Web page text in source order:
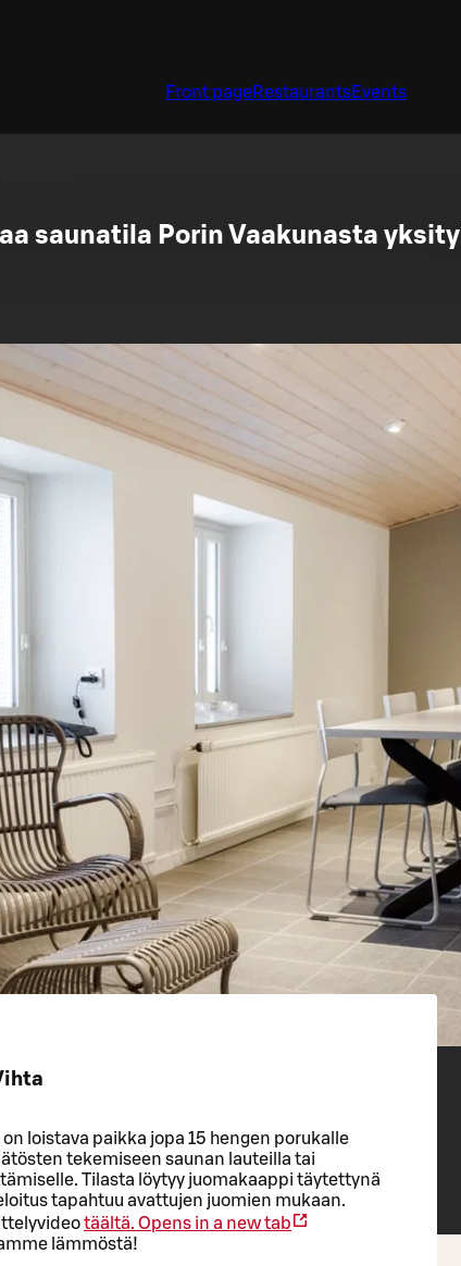
Front pageRestaurantsEvents
saunatila Porin Vaakunasta
loistava paikka jopa 15 hengen porukalle
tekemiseen saunan lauteilla tai
Tilasta löytyy juomakaappi täytettynä
tapahtuu avattujen juomien mukaan.
täältä. Opens in a new tab
lämmöstä!